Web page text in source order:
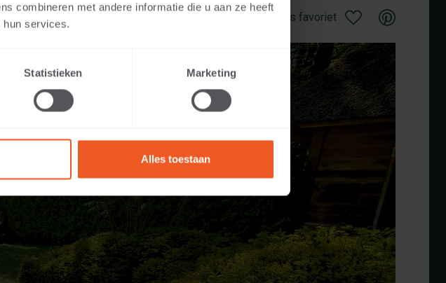
combineren met andere informatie die u aan ze heeft
hun services.
Statistieken Marketing
Alles toestaan
Opslaan als favoriet